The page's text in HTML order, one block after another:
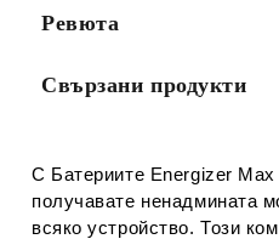
Ревюта
Свързани продукти
С Батериите Energizer Max
получавате ненадмината
всяко устройство. Този